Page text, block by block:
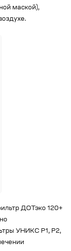
маской),
ДОТэко 120+
УНИКС Р1, Р2,